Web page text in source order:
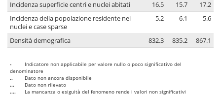
Incidenza superficie centri e nuclei abitati 16.5 15.7
17.2
Incidenza della popolazione residente nei
nuclei e case sparse
5.2 6.1 5.6
Densità demografica 832.3 835.2 867.1
-
Indicatore non applicabile per valore nullo o poco significativo del
denominatore
..
Dato non ancora disponibile
...
Dato non rilevato
....
La mancanza o esiguità del fenomeno rende i valori non significativi